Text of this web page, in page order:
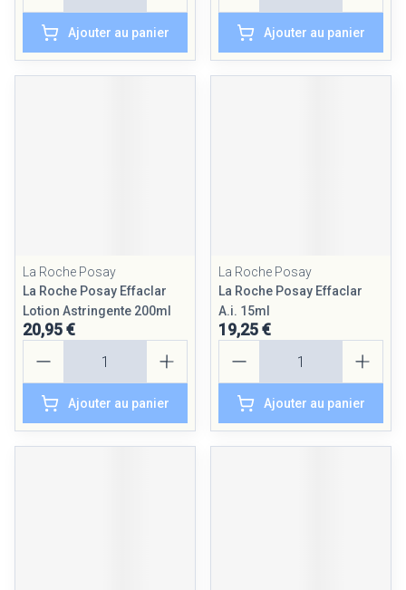
Ajouter au panier Ajouter au panier
La Roche Posay
La Roche Posay Effaclar
Lotion Astringente 200ml
20,95 €
Ajouter au panier
La Roche Posay
La Roche Posay Effaclar
A.i. 15ml
19,25 €
Ajouter au panier